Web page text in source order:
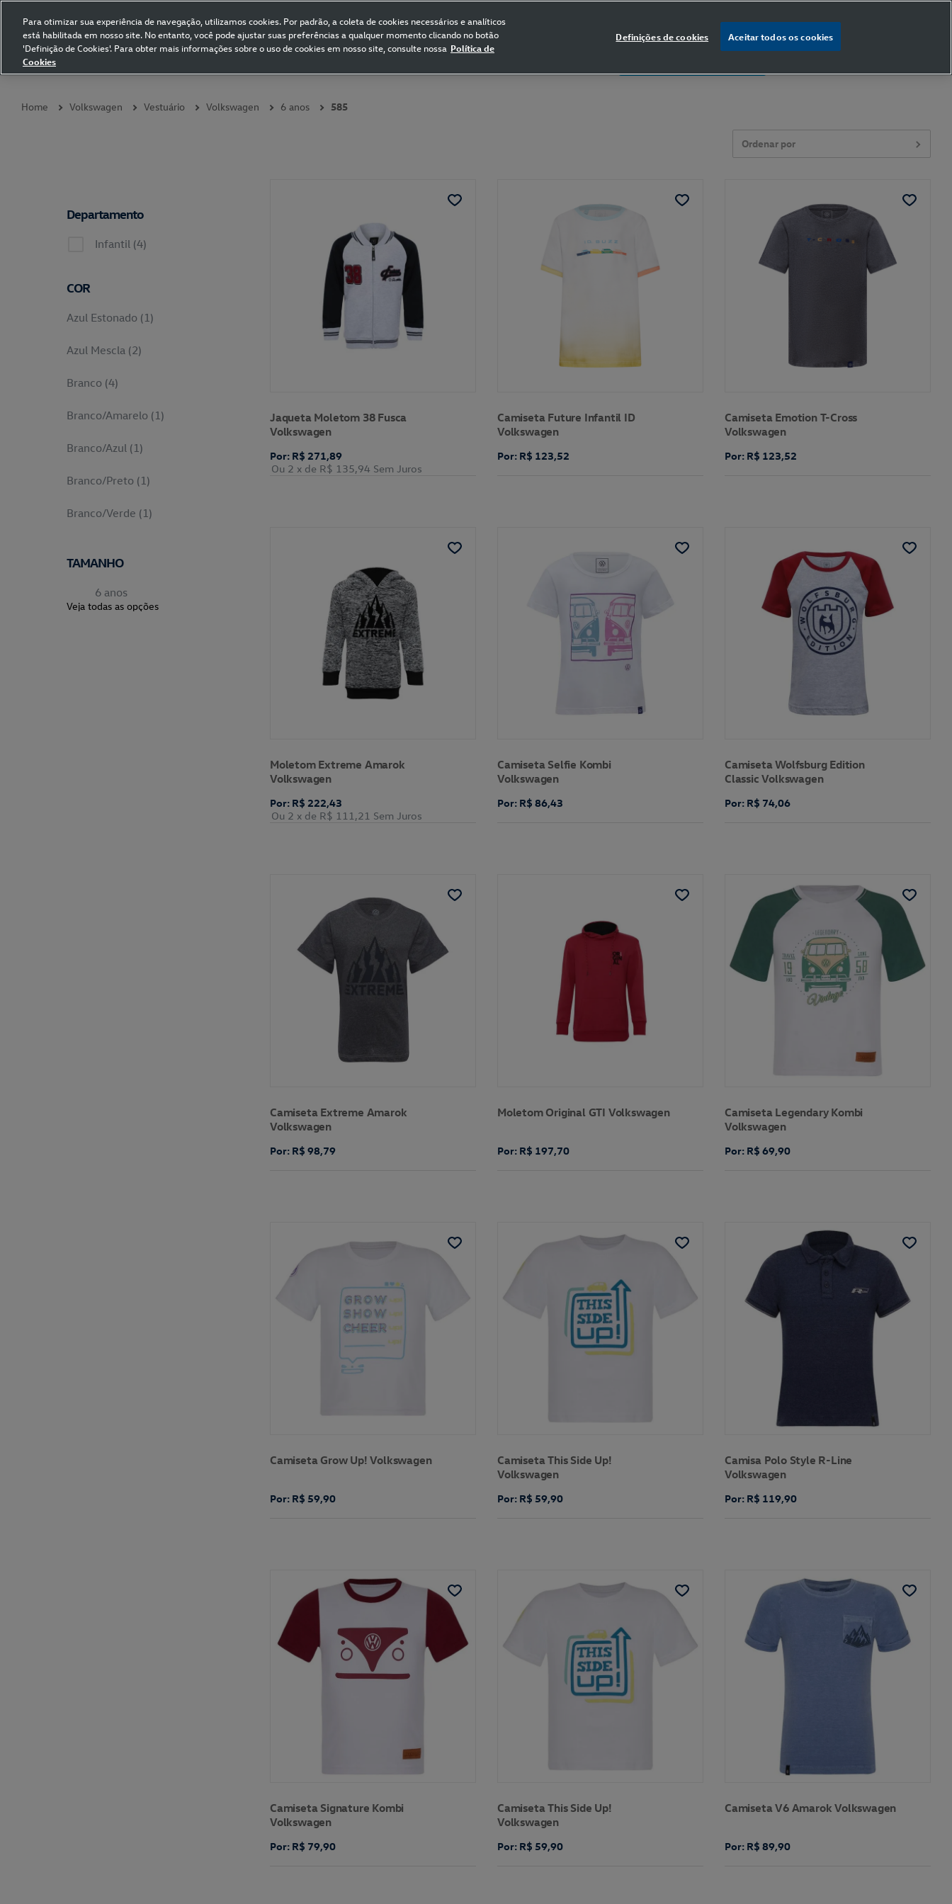
Volkswagen Collection
Coleções
Home Volkswagen Vestuário Volkswagen 6 anos 585
Ordenar por
Departamento
Infantil (4)
COR
Azul Estonado (1)
Azul Mescla (2)
Branco (4)
Branco/amarelo (1)
Branco/azul (1)
Branco/preto (1)
Branco/verde (1)
Preto Mescla (1)
TAMANHO
6 anos
Veja todas as opções
Jaqueta Moletom 38 Fusca
Volkswagen
Por: R$ 271,89
Ou 2 x de R$ 135,94 Sem Juros
Camiseta Future Infantil ID
Volkswagen
Por: R$ 123,52
Camiseta Emotion T-Cross
Volkswagen
Por: R$ 123,52
Moletom Extreme Amarok
Volkswagen
Por: R$ 222,43
Ou 2 x de R$ 111,21 Sem Juros
Camiseta Selfie Kombi
Volkswagen
Por: R$ 86,43
Camiseta Wolfsburg Edition
Classic Volkswagen
Por: R$ 74,06
Camiseta Extreme Amarok
Volkswagen
Por: R$ 98,79
Moletom Original GTI Volkswagen
Por: R$ 197,70
Camiseta Legendary Kombi
Volkswagen
Por: R$ 69,90
Camiseta Grow Up! Volkswagen
Por: R$ 59,90
Camiseta This Side Up!
Volkswagen
Por: R$ 59,90
Camisa Polo Style R-Line
Volkswagen
Por: R$ 119,90
Camiseta Signature Kombi
Volkswagen
Por: R$ 79,90
Camiseta This Side Up!
Volkswagen
Por: R$ 59,90
Camiseta V6 Amarok Volkswagen
Por: R$ 89,90
Para otimizar sua experiência de navegação, utilizamos cookies. Por padrão, a coleta de cookies necessários e analíticos
está habilitada em nosso site. No entanto, você pode ajustar suas preferências a qualquer momento clicando no botão
'Definição de Cookies'. Para obter mais informações sobre o uso de cookies em nosso site, consulte nossa Política de
Cookies
Definições de cookies Aceitar todos os cookies